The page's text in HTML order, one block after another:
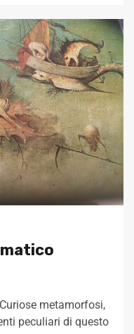
metamorfosi,
peculiari di questo